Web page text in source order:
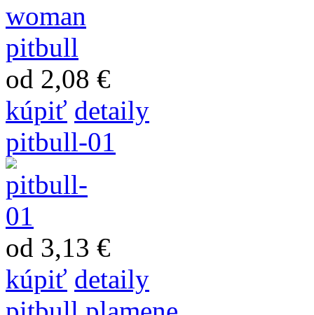
od 2,08 €
kúpiť detaily
pitbull-01
od 3,13 €
kúpiť detaily